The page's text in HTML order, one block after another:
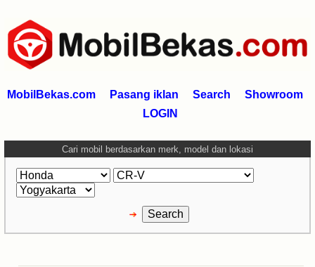
MobilBekas.com Pasang iklan Search
Showroom
LOGIN
Cari mobil berdasarkan merk, model dan lokasi